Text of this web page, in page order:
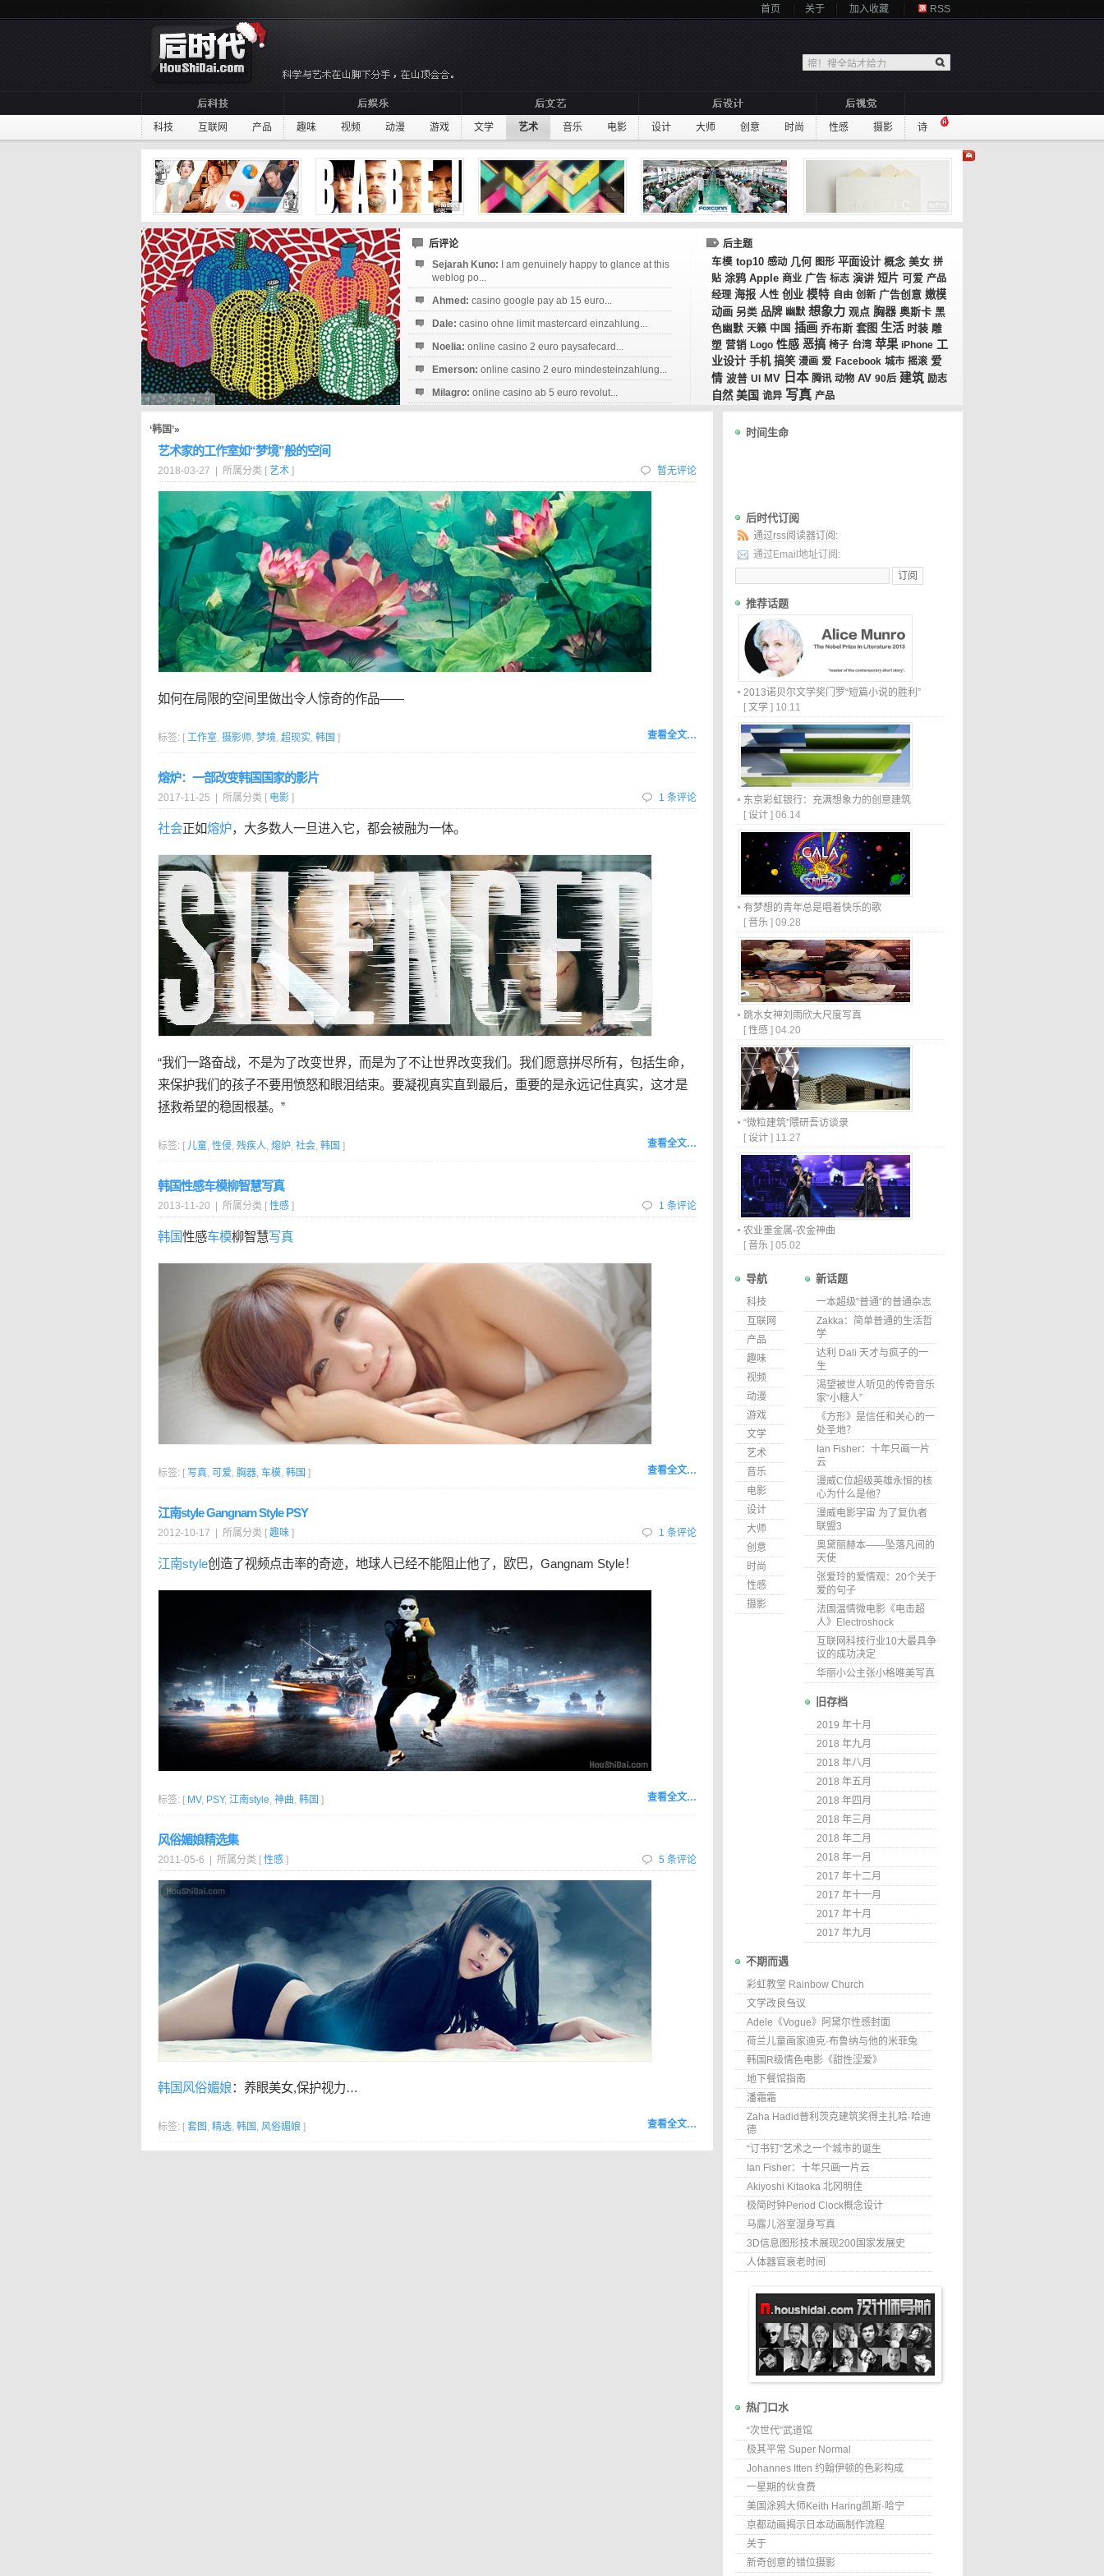
首页 关于 加入收藏 RSS
科技 互联网 产品 趣味 视频 动漫 游戏 文学 艺术 音乐 电影 设计 大师 创意 时尚 性感 摄影 诗
后评论
Sejarah Kuno:
I am genuinely happy to glance at this
weblog po...
Ahmed: casino google pay ab 15 euro...
Dale: casino ohne limit mastercard einzahlung...
Noelia: online casino 2 euro paysafecard...
Emerson: online casino 2 euro mindesteinzahlung...
Milagro: online casino ab 5 euro revolut...
后主题
车模 top10 感动 几何 图形 平面设计 概念 美女 拼
贴 涂鸦 Apple 商业 广告 标志 演讲 短片 可爱 产品
经理 海报 人性 创业 模特 自由 创新 广告创意 嫩模
动画 另类 品牌 幽默 想象力 观点 胸器 奥斯卡 黑
色幽默 天籁 中国 插画 乔布斯 套图 生活 时装 雕
塑 营销 Logo 性感 恶搞 椅子 台湾 苹果 iPhone 工
业设计 手机 搞笑 漫画 爱 Facebook 城市 摇滚 爱
情 波普 UI MV 日本 腾讯 动物 AV 90后 建筑 励志
自然 美国 诡异 写真 产品
‘韩国’»
艺术家的工作室如“梦境”般的空间
2018-03-27 | 所属分类 [ 艺术 ] 暂无评论
如何在局限的空间里做出令人惊奇的作品——
查看全文…
标签: [ 工作室, 摄影师, 梦境, 超现实, 韩国 ]
熔炉：一部改变韩国国家的影片
2017-11-25 | 所属分类 [ 电影 ] 1 条评论
社会正如熔炉，大多数人一旦进入它，都会被融为一体。
“我们一路奋战，不是为了改变世界，而是为了不让世界改变我们。我们愿意拼尽所有，包括生命，
来保护我们的孩子不要用愤怒和眼泪结束。要凝视真实直到最后，重要的是永远记住真实，这才是
拯救希望的稳固根基。”
查看全文…
标签: [ 儿童, 性侵, 残疾人, 熔炉, 社会, 韩国 ]
韩国性感车模柳智慧写真
2013-11-20 | 所属分类 [ 性感 ] 1 条评论
韩国性感车模柳智慧写真
查看全文…
标签: [ 写真, 可爱, 胸器, 车模, 韩国 ]
江南style Gangnam Style PSY
2012-10-17 | 所属分类 [ 趣味 ] 1 条评论
江南style创造了视频点击率的奇迹，地球人已经不能阻止他了，欧巴，Gangnam Style！
查看全文…
标签: [ MV, PSY, 江南style, 神曲, 韩国 ]
风俗媚娘精选集
2011-05-6 | 所属分类 [ 性感 ] 5 条评论
韩国 风俗媚娘：养眼美女,保护视力…
查看全文…
标签: [ 套图 , 精选, 韩国 , 风俗媚娘 ]
时间生命
后时代订阅
通过rss阅读器订阅:
通过Email地址订阅:
推荐话题
2013诺贝尔文学奖门罗“短篇小说的胜利”
[ 文学 ] 10.11
东京彩虹银行：充满想象力的创意建筑
[ 设计 ] 06.14
有梦想的青年总是唱着快乐的歌
[ 音乐 ] 09.28
跳水女神刘雨欣大尺度写真
[ 性感 ] 04.20
“微粒建筑”隈研吾访谈录
[ 设计 ] 11.27
农业重金属-农金神曲
[ 音乐 ] 05.02
导航
科技
互联网
产品
趣味
视频
动漫
游戏
文学
艺术
音乐
电影
设计
大师
创意
时尚
性感
摄影
新话题
一本超级“普通”的普通杂志
Zakka：简单普通的生活哲
学
达利 Dali 天才与疯子的一
生
渴望被世人听见的传奇音乐
家“小糖人”
《方形》是信任和关心的一
处圣地？
Ian Fisher：十年只画一片
云
漫威C位超级英雄永恒的核
心为什么是他？
漫威电影宇宙 为了复仇者
联盟3
奥黛丽赫本——坠落凡间的
天使
张爱玲的爱情观：20个关于
爱的句子
法国温情微电影《电击超
人》Electroshock
互联网科技行业10大最具争
议的成功决定
华丽小公主张小格唯美写真
旧存档
2019 年十月
2018 年九月
2018 年八月
2018 年五月
2018 年四月
2018 年三月
2018 年二月
2018 年一月
2017 年十二月
2017 年十一月
2017 年十月
2017 年九月
不期而遇
彩虹教堂 Rainbow Church
文学改良刍议
Adele《Vogue》阿黛尔性感封面
荷兰儿童画家迪克·布鲁纳与他的米菲兔
韩国R级情色电影《甜性涩爱》
地下餐馆指南
潘霜霜
Zaha Hadid普利茨克建筑奖得主扎哈·哈迪
德
“订书钉”艺术之一个城市的诞生
Ian Fisher：十年只画一片云
Akiyoshi Kitaoka 北冈明佳
极简时钟Period Clock概念设计
马露儿浴室湿身写真
3D信息图形技术展现200国家发展史
人体器官衰老时间
热门口水
“次世代”武道馆
极其平常 Super Normal
Johannes Itten 约翰伊顿的色彩构成
一星期的伙食费
美国涂鸦大师Keith Haring凯斯·哈宁
京都动画揭示日本动画制作流程
关于
新奇创意的错位摄影